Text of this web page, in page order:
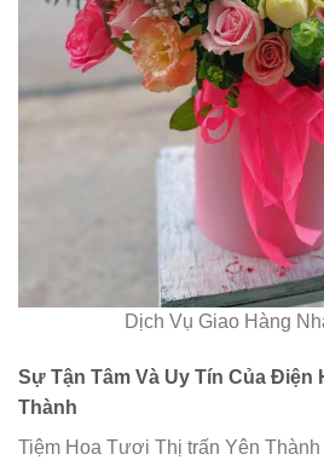
Dịch Vụ Giao Hàng
Sự Tận Tâm Và Uy Tín Của Điện
Thành
Tiệm Hoa Tươi Thị trấn Yên